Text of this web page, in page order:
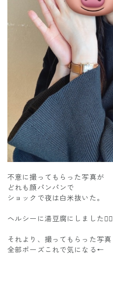
不意に撮ってもらった写真が
どれも顔パンパンで
ショックで夜は白米抜いた。
ヘルシーに湯豆腐にしました😮‍💨
それより、撮ってもらった写真
全部ポーズこれで気になる←